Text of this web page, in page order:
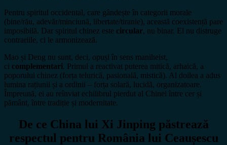
Pentru spiritul occidental, care gândește în categorii morale
(bine/rău, adevăr/minciună, libertate/tiranie), această coexistență pare
imposibilă. Dar spiritul chinez este circular, nu binar. El nu distruge
contrariile, ci le armonizează.
Mao și Deng nu sunt, deci, opuși în sens maniheist,
ci complementari. Primul a reactivat puterea mitică, arhaică, a
poporului chinez (forța telurică, pasională, mistică). Al doilea a adus
lumina rațiunii și a ordinii – forța solară, lucidă, organizatoare.
Împreună, ei au reînviat echilibrul pierdut al Chinei între cer și
pământ, între tradiție și modernitate.
De ce China lui Xi Jinping păstrează
respectul pentru România lui Ceaușescu